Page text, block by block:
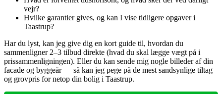
vejr?
Hvilke garantier gives, og kan I vise tidligere opgaver i
Taastrup?
Har du lyst, kan jeg give dig en kort guide til, hvordan du
sammenligner 2–3 tilbud direkte (hvad du skal lægge vægt på i
prissammenligningen). Eller du kan sende mig nogle billeder af din
facade og byggeår — så kan jeg pege på de mest sandsynlige tiltag
og grovpris for netop din bolig i Taastrup.